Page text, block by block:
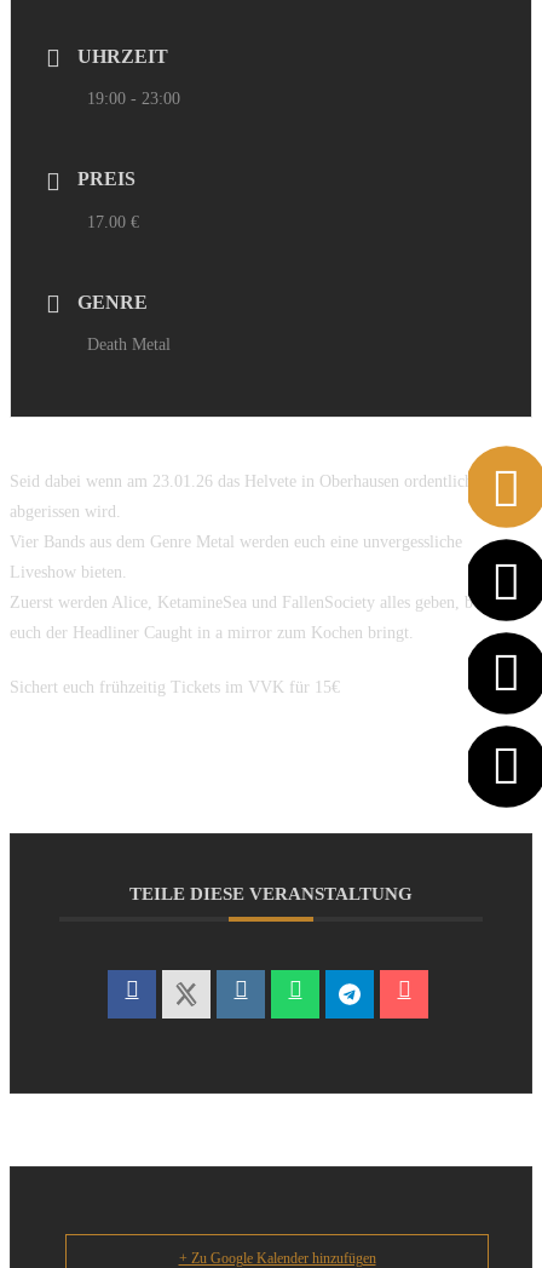
UHRZEIT
19:00 - 23:00
PREIS
17.00 €
GENRE
Death Metal
Seid dabei wenn am 23.01.26 das Helvete in Oberhausen ordentlich
abgerissen wird.
Vier Bands aus dem Genre Metal werden euch eine unvergessliche
Liveshow bieten.
Zuerst werden Alice, KetamineSea und FallenSociety alles geben, bevor
euch der Headliner Caught in a mirror zum Kochen bringt.
Sichert euch frühzeitig Tickets im VVK für 15€
TEILE DIESE VERANSTALTUNG
+ Zu Google Kalender hinzufügen